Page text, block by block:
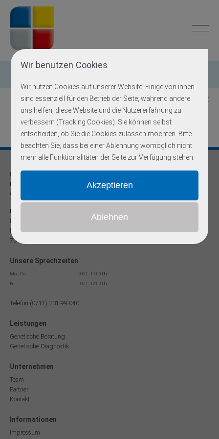
Wir benutzen Cookies
Wir nutzen Cookies auf unserer Website. Einige von ihnen
sind essenziell für den Betrieb der Seite, während andere
uns helfen, diese Website und die Nutzererfahrung zu
verbessern (Tracking Cookies). Sie können selbst
entscheiden, ob Sie die Cookies zulassen möchten. Bitte
beachten Sie, dass bei einer Ablehnung womöglich nicht
mehr alle Funktionalitäten der Seite zur Verfügung stehen.
Zurück zur Übersicht
Praxis für
Humangenetik und Prävention
Onkogenetische Schwerpunktpraxis
Dr. med Robert Hering
Facharzt für Humangenetik
Reinsburgstr. 13
70178 Stuttgart
Unsere Sprechzeiten
Mo - Do
9:00 - 17:00 Uhr
Fr
9:00 - 12:00 Uhr
Telefon (0711) 231 99 040
Leistungen
Genetische Beratung
Genetische Diagnostik
Unternehmen
Team
Partner
Kontakt
Informationen
Impressum